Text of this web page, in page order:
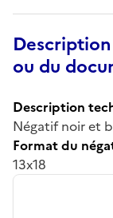
ou du
Description
Négatif noir et
Format du
13x18